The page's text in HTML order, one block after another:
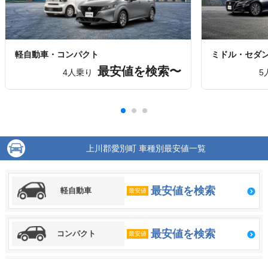
軽自動車・コンパクト
4人乗り
最安値を検索〜
ミドル・セダ
5
上川郡愛別町 車種別最安値一覧
軽自動車 最安値 最安値を検索
コンパクト 最安値 最安値を検索